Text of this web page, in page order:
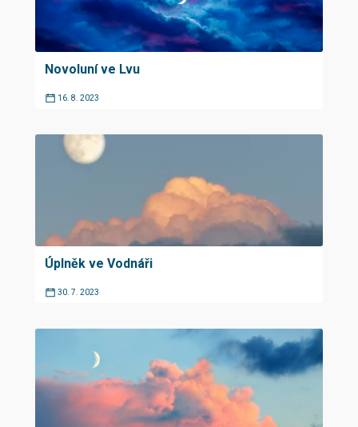
Novoluní ve Lvu
16. 8. 2023
Úplněk ve Vodnáři
30. 7. 2023